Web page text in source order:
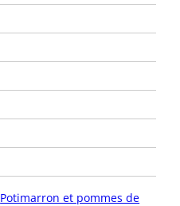
Potimarron et pommes de